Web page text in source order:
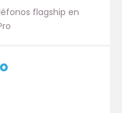
flagship en